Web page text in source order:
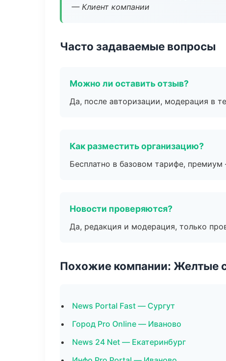
— Клиент компании
Часто задаваемые вопросы
Можно ли оставить отзыв?
Да, после авторизации, модерация в
Как разместить организацию?
Бесплатно в базовом тарифе,
Новости проверяются?
Да, редакция и модерация, только
Похожие компании: Желтые
News Portal Fast — Сургут
Город Pro Online — Иваново
News 24 Net — Екатеринбург